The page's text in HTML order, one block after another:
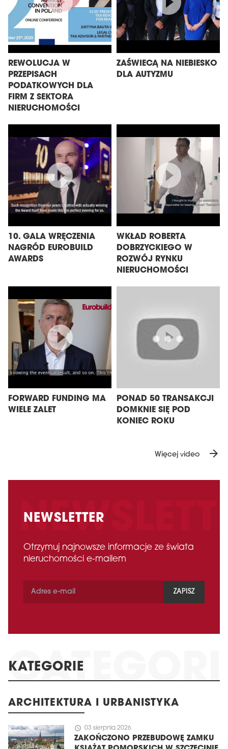
REWOLUCJA W
PRZEPISACH
PODATKOWYCH DLA
FIRM Z SEKTORA
NIERUCHOMOŚCI
ZAŚWIECĄ NA NIEBIESKO
DLA AUTYZMU
10. GALA WRĘCZENIA
NAGRÓD EUROBUILD
AWARDS
WKŁAD ROBERTA
DOBRZYCKIEGO W
ROZWÓJ RYNKU
NIERUCHOMOŚCI
FORWARD FUNDING MA
WIELE ZALET
PONAD 50 TRANSAKCJI
DOMKNIE SIĘ POD
KONIEC ROKU
Więcej video arrow_forward
NEWSLETTER
Otrzymuj najnowsze informacje ze świata
nieruchomości e-mailem
ZAPISZ
KATEGORIE
ARCHITEKTURA I URBANISTYKA
schedule 03 sierpnia 2026
ZAKOŃCZONO PRZEBUDOWĘ ZAMKU